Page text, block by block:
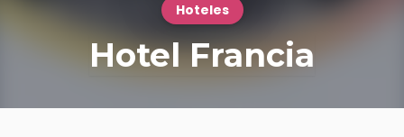
Hoteles
Hotel Francia